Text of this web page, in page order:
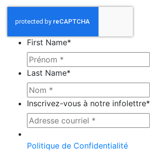
First Name*
Last Name*
Inscrivez-vous à notre infolettre*
Politique de Confidentialité